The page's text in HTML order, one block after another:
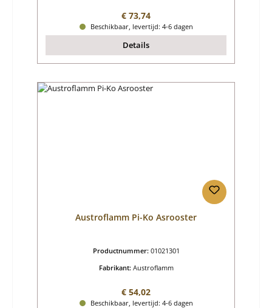
Normale prijs:
€ 73,74
Beschikbaar, levertijd: 4-6 dagen
Details
Austroflamm Pi-Ko Asrooster
Productnummer: 01021301
Fabrikant: Austroflamm
Normale prijs:
€ 54,02
Beschikbaar, levertijd: 4-6 dagen